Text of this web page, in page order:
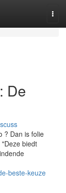
De
? Dan is folie
biedt
beste-keuze